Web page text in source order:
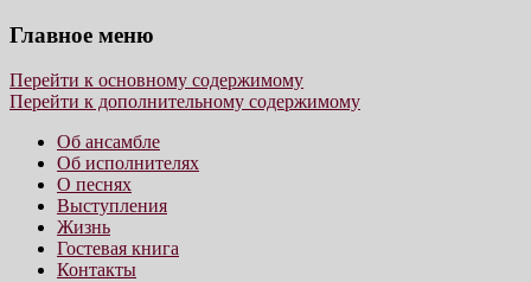
Ансамбль Мusical travel
Главное меню
Перейти к основному содержимому
Перейти к дополнительному содержимому
Об ансамбле
Об исполнителях
О песнях
Выступления
Жизнь
Гостевая книга
Контакты